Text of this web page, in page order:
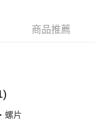
或電郵
件要視乎包裹尺寸限制
或以上免運費
家(3-5個工作天內送達)
商品推薦
螺片